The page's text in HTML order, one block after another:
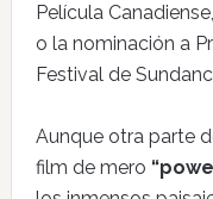
Película
o la nominación a
Festival de
Aunque otra parte
film de mero